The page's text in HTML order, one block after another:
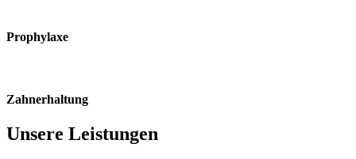
Prophylaxe
Zahnerhaltung
Unsere Leistungen